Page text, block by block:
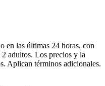
en las últimas 24 horas, con
2 adultos. Los precios y la
Aplican términos adicionales.